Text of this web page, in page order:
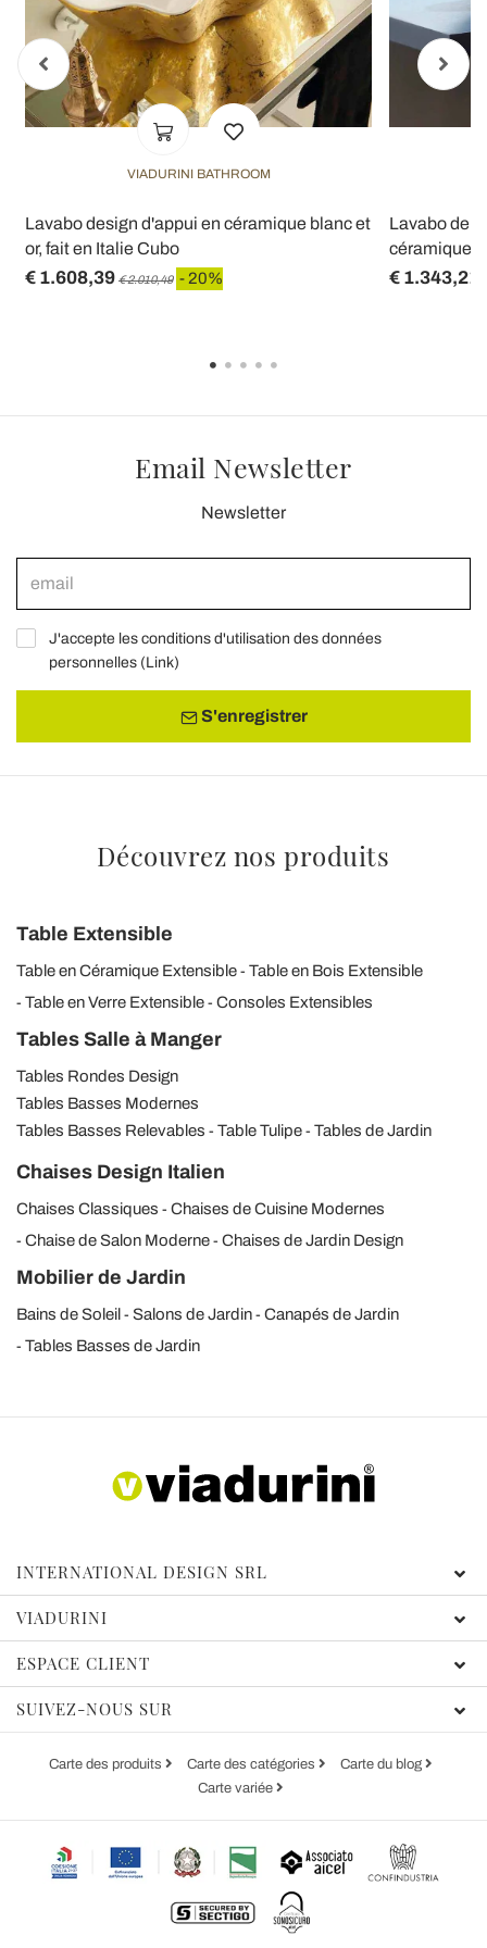
VIADURINI BATHROOM
Lavabo design d'appui en céramique blanc et
or, fait en Italie Cubo
€ 1.608,39 € 2.010,49 - 20%
Lavabo de
céramique
€ 1.343,21
Email Newsletter
Newsletter
J'accepte les conditions d'utilisation des données
personnelles (Link)
S'enregistrer
Découvrez nos produits
Table Extensible
Table en Céramique Extensible
Table en Bois Extensible
Table en Verre Extensible
Consoles Extensibles
Tables Salle à Manger
Tables Rondes Design
Tables Basses Modernes
Tables Basses Relevables
Table Tulipe Tables de Jardin
Chaises Design Italien
Chaises Classiques
Chaises de Cuisine Modernes
Chaise de Salon Moderne
Chaises de Jardin Design
Mobilier de Jardin
Bains de Soleil Salons de Jardin
Canapés de Jardin
Tables Basses de Jardin
INTERNATIONAL DESIGN SRL
VIADURINI
ESPACE CLIENT
SUIVEZ-NOUS SUR
Carte des produits Carte des catégories
Carte du blog
Carte variée